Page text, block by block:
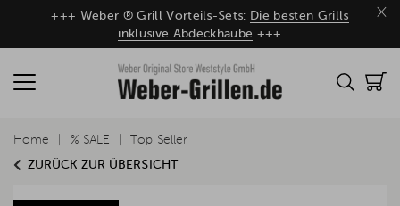
×
+++ Weber ® Grill Vorteils-Sets: Die besten Grills
inklusive Abdeckhaube +++
ZURÜCK ZUR ÜBERSICHT
Home % SALE Top Seller